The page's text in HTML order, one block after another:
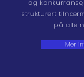
og
strukturert
på alle
Mer